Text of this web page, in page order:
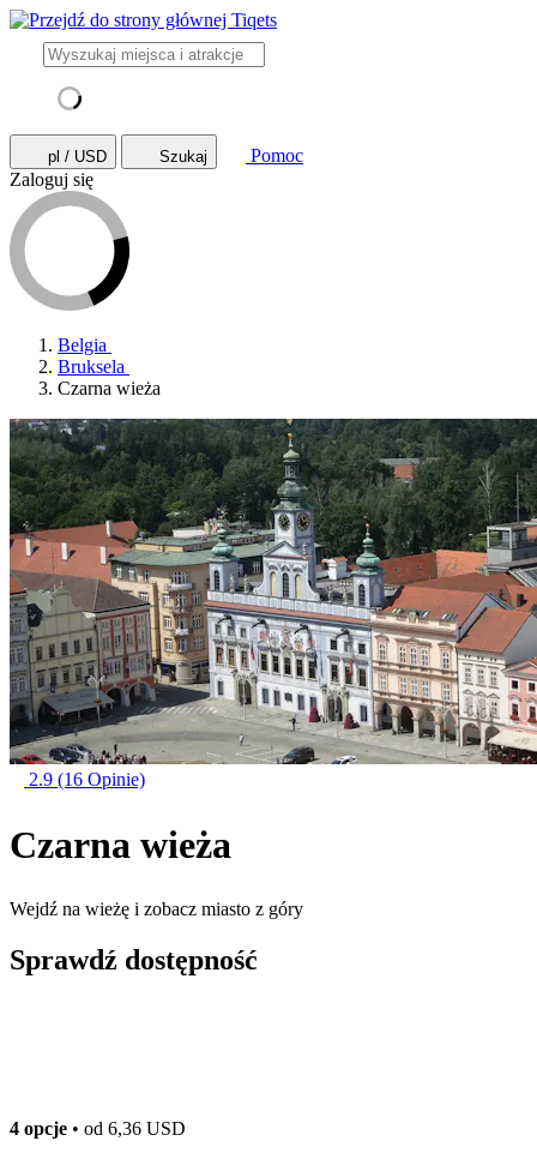
pl / USD Szukaj
Pomoc
Zaloguj się
Belgia
Bruksela
Czarna wieża
2.9 (16 Opinie)
Czarna wieża
Wejdź na wieżę i zobacz miasto z góry
Sprawdź dostępność
4 opcje • od 6,36 USD